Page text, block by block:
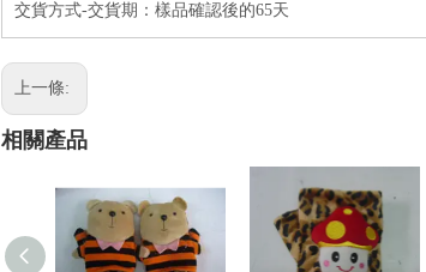
交貨方式-交貨期：樣品確認後的65天
上一條:
相關產品